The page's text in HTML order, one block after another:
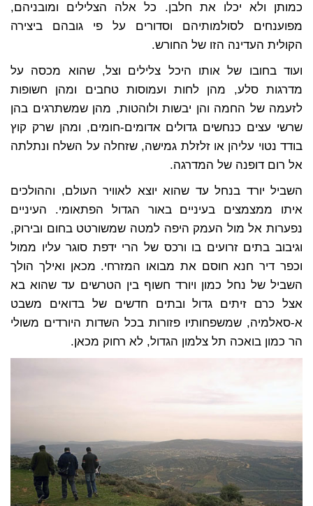
כמותן ולא יכלו את חלבן. כל אלה הצלילים ומובניהם,
מפוענחים לסולמותיהם וסדורים על פי גובהם ביצירה
הקולית העדינה הזו של החורש.
ועוד בחובו של אותו היכל צלילים וצל, שהוא מכסה על
מדרגות סלע, מהן לחות ועמוסות טחבים ומהן חשופות
לזעמה של החמה והן יבשות ולוהטות, מהן שמשתרגים בהן
שרשי עצים כנחשים גדולים אדומים-חומים, ומהן שרק קוץ
בודד נטוי עליהן או זלזלת גמישה, שזחלה על השלח ונתלתה
אל רום דופנה של המדרגה.
השביל יורד בנחל עד שהוא יוצא לאוויר העולם, וההולכים
איתו ממצמצים בעיניים באור הגדול הפתאומי. העיניים
נפערות אל מול העמק היפה למטה שמשורטט בחום ובירוק,
וגיבוב בתים זרועים בו ורכס של הרי ידפת סוגר עליו ממול
וכפר דיר חנא חוסם את מבואו המזרחי. מכאן ואילך הולך
השביל של נחל כמון ויורד חשוף בין הטרשים עד שהוא בא
אצל כרם זיתים גדול ובתים חדשים של בדואים משבט
א-סאלמיה, שמשפחותיו פזורות בכל השדות היורדים משולי
הר כמון בואכה תל צלמון הגדול, לא רחוק מכאן.